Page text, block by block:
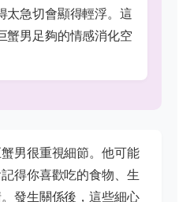
太急切會顯得輕浮。這
蟹男足夠的情感消化空
男很重視細節。他可能
得你喜歡吃的食物、生
發生關係後，這些細心